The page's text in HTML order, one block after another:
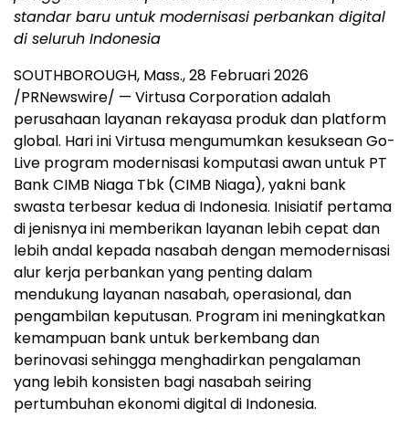
standar baru untuk modernisasi perbankan digital
di seluruh Indonesia
SOUTHBOROUGH, Mass.,28 Februari 2026
/PRNewswire/ — Virtusa Corporation adalah
perusahaan layanan rekayasa produk dan platform
global. Hari ini Virtusa mengumumkan kesuksean Go-
Live program modernisasi komputasi awan untuk PT
Bank CIMB Niaga Tbk (CIMB Niaga), yakni bank
swasta terbesar kedua di Indonesia. Inisiatif pertama
di jenisnya ini memberikan layanan lebih cepat dan
lebih andal kepada nasabah dengan memodernisasi
alur kerja perbankan yang penting dalam
mendukung layanan nasabah, operasional, dan
pengambilan keputusan. Program ini meningkatkan
kemampuan bank untuk berkembang dan
berinovasi sehingga menghadirkan pengalaman
yang lebih konsisten bagi nasabah seiring
pertumbuhan ekonomi digital di Indonesia.